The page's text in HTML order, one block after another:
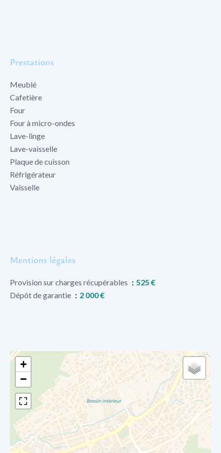
Prestations
Meublé
Cafetière
Four
Four à micro-ondes
Lave-linge
Lave-vaisselle
Plaque de cuisson
Réfrigérateur
Vaisselle
Mentions légales
Provision sur charges récupérables
525 €
Dépôt de garantie
2 000 €
+
−